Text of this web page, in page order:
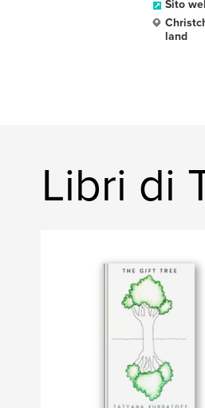
Sito
land
Libri di